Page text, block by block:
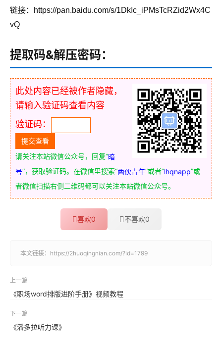
链接：https://pan.baidu.com/s/1DkIc_iPMsTcRZid2Wx4C
vQ
提取码&解压密码：
此处内容已经被作者隐藏，
请输入验证码查看内容
验证码：
请关注本站微信公众号，回复“暗
号”，获取验证码。在微信里搜索“两伙青年”或者“lhqnapp”或
者微信扫描右侧二维码都可以关注本站微信公众号。
喜欢0 不喜欢0
本文链接： https://2huoqingnian.com/?id=1799
上一篇
《职场word排版进阶手册》视频教程
下一篇
《潘多拉听力课》